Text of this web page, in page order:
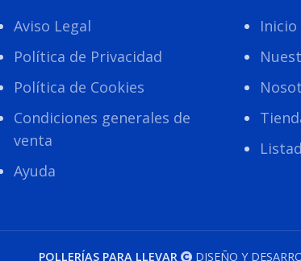
Aviso Legal
Política de Privacidad
Política de Cookies
Condiciones generales de
venta
Ayuda
Inicio
POLLERÍAS PARA LLEVAR DISEÑO Y